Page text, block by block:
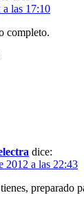
las 17:10
completo.
dice:
2012 a las 22:43
preparado